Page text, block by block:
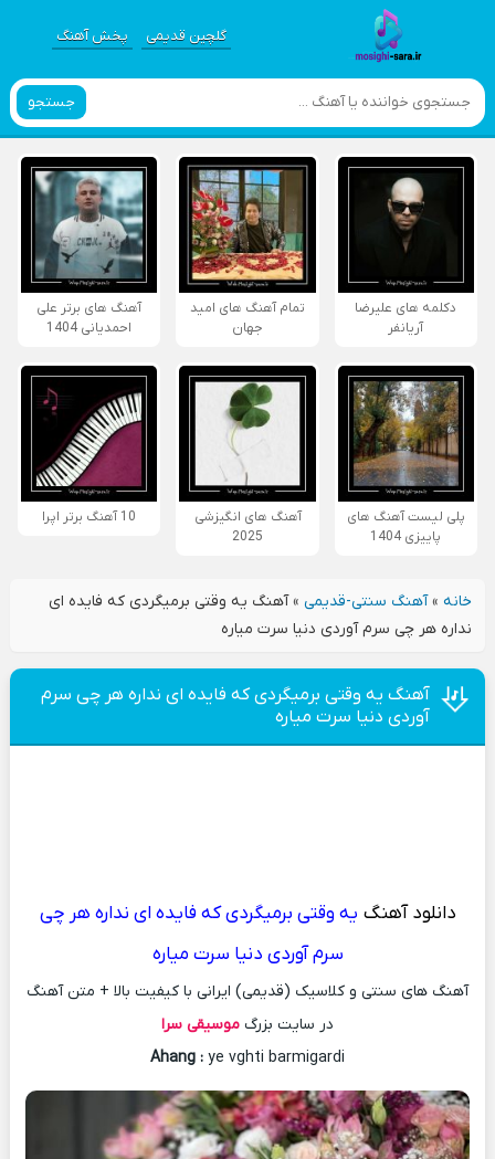
گلچین قدیمی پخش آهنگ
جستجو
دکلمه های علیرضا
آریانفر
تمام آهنگ های امید
جهان
آهنگ های برتر علی
احمدیانی 1404
پلی لیست آهنگ های
پاییزی 1404
آهنگ های انگیزشی
2025
10 آهنگ برتر اپرا
خانه»آهنگ سنتی-قدیمی»آهنگ یه وقتی برمیگردی که فایده ای
نداره هر چی سرم آوردی دنیا سرت میاره
آهنگ یه وقتی برمیگردی که فایده ای نداره هر چی سرم
آوردی دنیا سرت میاره
دانلود آهنگ یه وقتی برمیگردی که فایده ای نداره هر چی
سرم آوردی دنیا سرت میاره
آهنگ های سنتی و کلاسیک (قدیمی) ایرانی با کیفیت بالا + متن آهنگ
در سایت بزرگ موسیقی سرا
Ahang : ye vghti barmigardi